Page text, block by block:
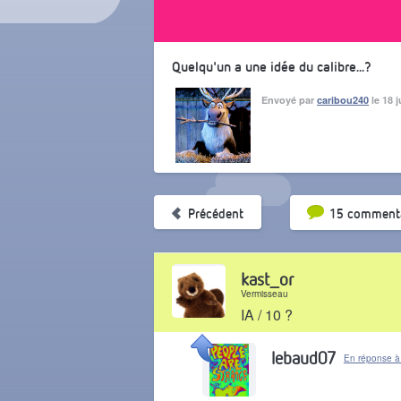
Quelqu'un a une idée du calibre...?
Envoyé par caribou240 le 18
Précédent 15Tri par
kast_or
Vermisseau
IA / 10 ?
Il y a 2 mois
lebaud07 En réponse